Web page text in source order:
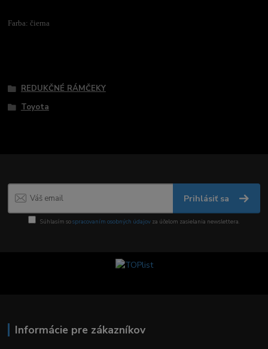
Farba: čierna
REDUKČNÉ RÁMČEKY
Toyota
Prihlásiť sa
Súhlasím sospracovaním osobných údajov za účelom zasielania newslettera.
Informácie pre zákazníkov